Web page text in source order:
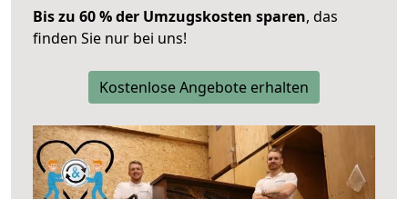
Bis zu 60 % der Umzugskosten sparen, das
finden Sie nur bei uns!
Kostenlose Angebote erhalten